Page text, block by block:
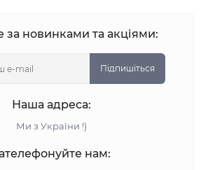
за новинками та акціями:
Підпишіться
Наша адреса:
Ми з України !)
нам: